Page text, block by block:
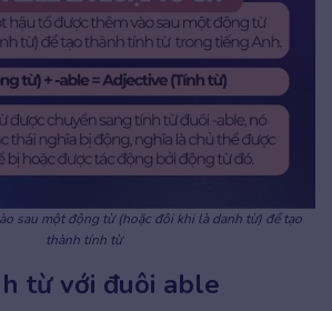
sau một động từ (hoặc đôi khi là danh từ) để tạo
thành tính từ
từ với đuôi able